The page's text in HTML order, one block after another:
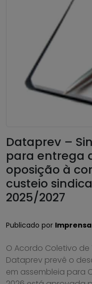
Dataprev –
para entrega
oposição à
custeio
2025/2027
Publicado por Imprensa
O Acordo Coletivo
Dataprev prevê o
em assembleia para